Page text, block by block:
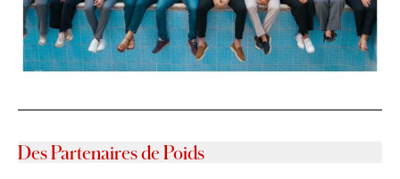
Des Partenaires de Poids